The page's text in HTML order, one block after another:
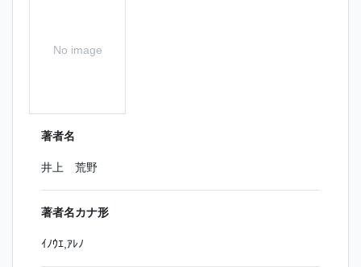
No image
著者名
井上 荒野
著者名カナ形
ｲﾉｳｴ,ｱﾚﾉ